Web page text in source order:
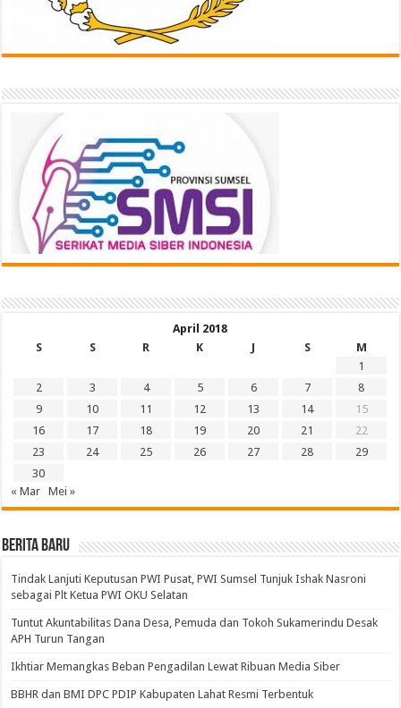
April 2018
S
S R K J S
M
1
2
3 4 5 6 7
8
9
10 11 12 13 14
15
16
17 18 19 20 21
22
23
24 25 26 27 28
29
30
« Mar
Mei »
BERITA BARU
Tindak Lanjuti Keputusan PWI Pusat, PWI Sumsel Tunjuk Ishak Nasroni
sebagai Plt Ketua PWI OKU Selatan
Tuntut Akuntabilitas Dana Desa, Pemuda dan Tokoh Sukamerindu Desak
APH Turun Tangan
Ikhtiar Memangkas Beban Pengadilan Lewat Ribuan Media Siber
BBHR dan BMI DPC PDIP Kabupaten Lahat Resmi Terbentuk